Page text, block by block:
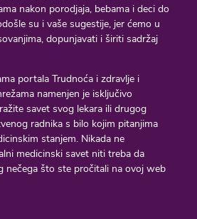
nakon porodjaja, bebama i deci do
su i vaše sugestije, jer ćemo u
dopunjavati i širiti sadržaj
portala Trudnoća i zdravlje i
namenjen je isključivo
savet svog lekara ili drugog
radnika s bilo kojim pitanjima
stanjem. Nikada ne
medicinski savet niti treba da
nečega što ste pročitali na ovoj web